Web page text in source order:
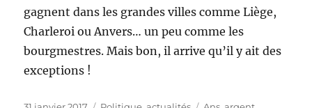
gagnent dans les grandes villes comme Liège,
Charleroi ou Anvers… un peu comme les
bourgmestres. Mais bon, il arrive qu’il y ait des
exceptions !